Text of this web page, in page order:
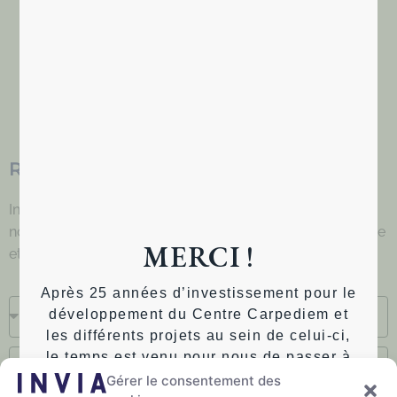
Gérer le consentement des
RESTEZ INFORMÉ DE NOS ACTIVITÉS
Inscrivez vous à notre newsletter et restez informé de
nos prochaines tables rondes, ateliers pratiques à thème
et de toutes nos activités.MERCI !
Après 25 années d’investissement pour le
développement du Centre Carpediem et
les différents projets au sein de celui-ci,
le temps est venu pour nous de passer à
autre chose.